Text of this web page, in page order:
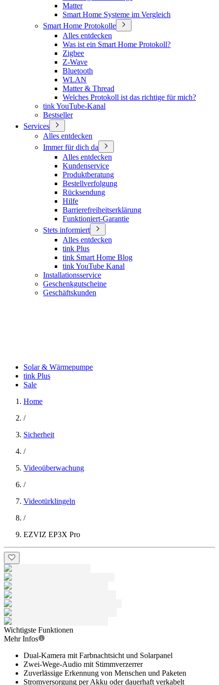
Matter
Smart Home Systeme im Vergleich
Smart Home Protokolle
Alles entdecken
Was ist ein Smart Home Protokoll?
Zigbee
Z-Wave
Bluetooth
WLAN
Matter & Thread
Welches Protokoll ist das richtige für mich?
tink YouTube-Kanal
Bestseller
Services
Alles entdecken
Immer für dich da
Alles entdecken
Kundenservice
Produktberatung
Bestellverfolgung
Rücksendung
Hilfe
Barrierefreiheitserklärung
Funktioniert-Garantie
Stets informiert
Alles entdecken
tink Plus
tink Smart Home Blog
tink YouTube Kanal
Installationsservice
Geschenkgutscheine
Geschäftskunden
Solar & Wärmepumpe
tink Plus
Sale
Home
/
Sicherheit
/
Videoüberwachung
/
Videotürklingeln
/
EZVIZ EP3X Pro
Wichtigste Funktionen
Mehr Infos
Dual-Kamera mit Farbnachtsicht und Solarpanel
Zwei-Wege-Audio mit Stimmverzerrer
Zuverlässige Erkennung von Menschen und Paketen
Stromversorgung per Akku oder dauerhaft verkabelt